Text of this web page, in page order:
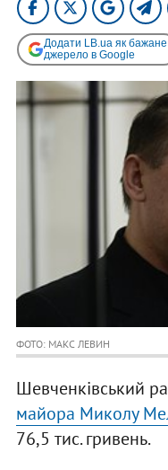
Додати LB.ua як бажане
джерело в Google
ФОТО: МАКС ЛЕВИН
Шевченківський
майора Миколу
76,5 тис. гривень.